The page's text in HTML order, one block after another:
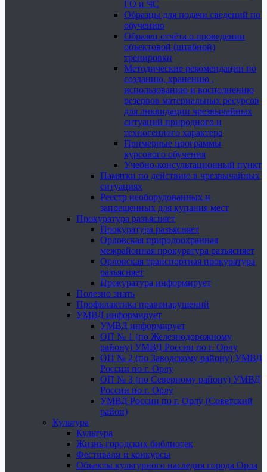
ГО и ЧС
Образцы для подачи сведений по
обучению
Образец отчёта о проведении
объектовой (штабной)
тренировки
Методические рекомендации по
созданию, хранению ,
использованию и восполнению
резервов материальных ресурсов
для ликвидации чрезвычайных
ситуаций природного и
техногенного характера
Примерные программы
курсового обучения
Учебно-консультационный пункт
Памятки по действию в чрезвычайных
ситуациях
Реестр необорудованных и
запрещенных для купания мест
Прокуратура разъясняет
Прокуратура разъясняет
Орловская природоохранная
межрайонная прокуратура разъясняет
Орловская транспортная прокуратура
разъясняет
Прокуратура информирует
Полезно знать
Профилактика правонарушений
УМВД информирует
УМВД информирует
ОП № 1 (по Железнодорожному
району) УМВД России по г. Орлу
ОП № 2 (по Заводскому району) УМВД
России по г. Орлу
ОП № 3 (по Северному району) УМВД
России по г. Орлу
УМВД России по г. Орлу (Советский
район)
Культура
Культура
Жизнь городских библиотек
Фестивали и конкурсы
Объекты культурного наследия города Орла